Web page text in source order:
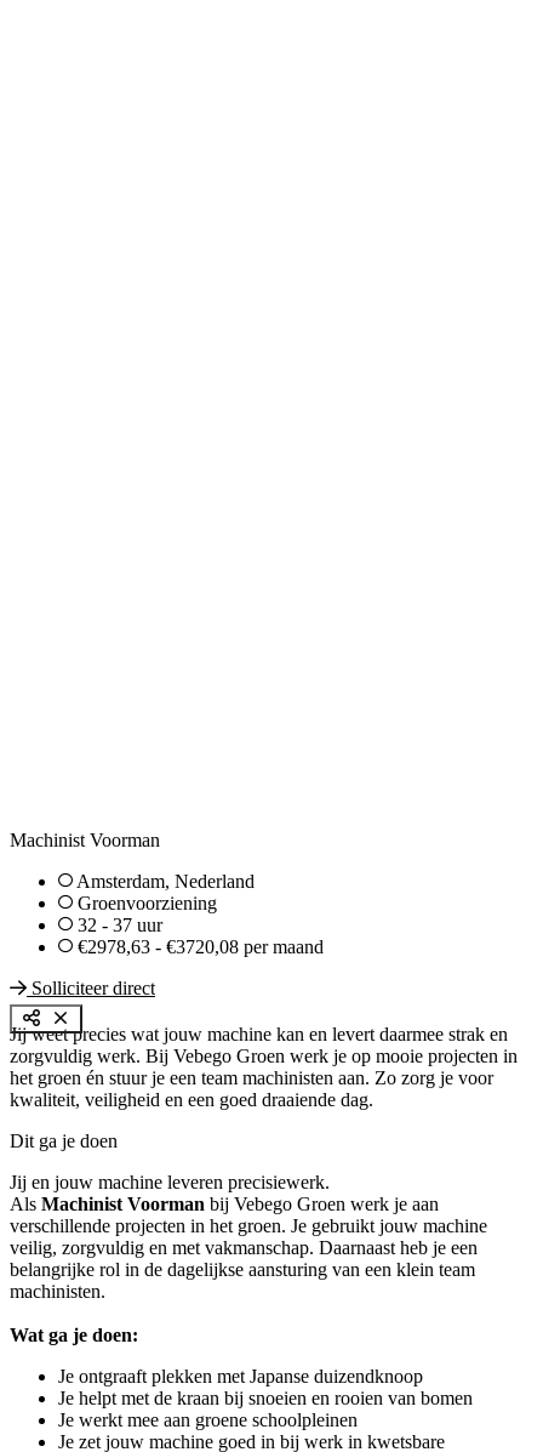
Machinist Voorman
Amsterdam, Nederland
Groenvoorziening
32 - 37 uur
€2978,63 - €3720,08 per maand
Solliciteer direct
Jij weet precies wat jouw machine kan en levert daarmee strak en
zorgvuldig werk. Bij Vebego Groen werk je op mooie projecten in
het groen én stuur je een team machinisten aan. Zo zorg je voor
kwaliteit, veiligheid en een goed draaiende dag.
Dit ga je doen
Jij en jouw machine leveren precisiewerk.
Als Machinist Voorman bij Vebego Groen werk je aan
verschillende projecten in het groen. Je gebruikt jouw machine
veilig, zorgvuldig en met vakmanschap. Daarnaast heb je een
belangrijke rol in de dagelijkse aansturing van een klein team
machinisten.
Wat ga je doen:
Je ontgraaft plekken met Japanse duizendknoop
Je helpt met de kraan bij snoeien en rooien van bomen
Je werkt mee aan groene schoolpleinen
Je zet jouw machine goed in bij werk in kwetsbare